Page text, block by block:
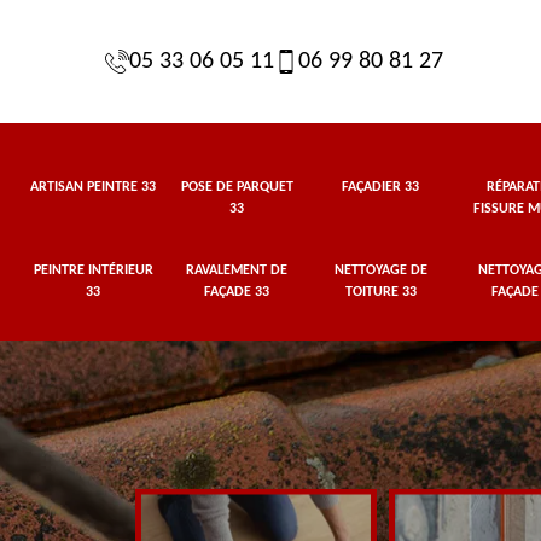
05 33 06 05 11 06 99 80 81 27
ARTISAN PEINTRE 33
POSE DE PARQUET
33
FAÇADIER 33
FISSURE
PEINTRE INTÉRIEUR
33
RAVALEMENT DE
FAÇADE 33
NETTOYAGE DE
TOITURE 33